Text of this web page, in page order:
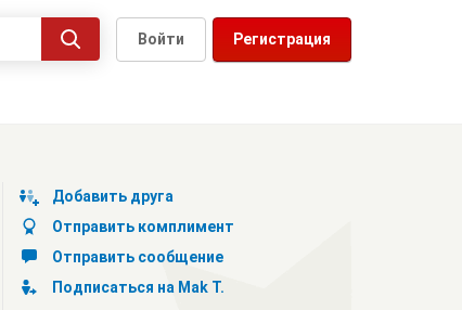
Регистрация
Войти
Добавить друга
Отправить комплимент
Отправить сообщение
Подписаться на Mak T.